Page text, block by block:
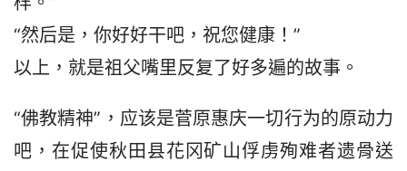
“然后是，你好好干吧，祝您健康！”
以上，就是祖父嘴里反复了好多遍的故事。
“佛教精神”，应该是菅原惠庆一切行为的原动力
吧，在促使秋田县花冈矿山俘虏殉难者遗骨送